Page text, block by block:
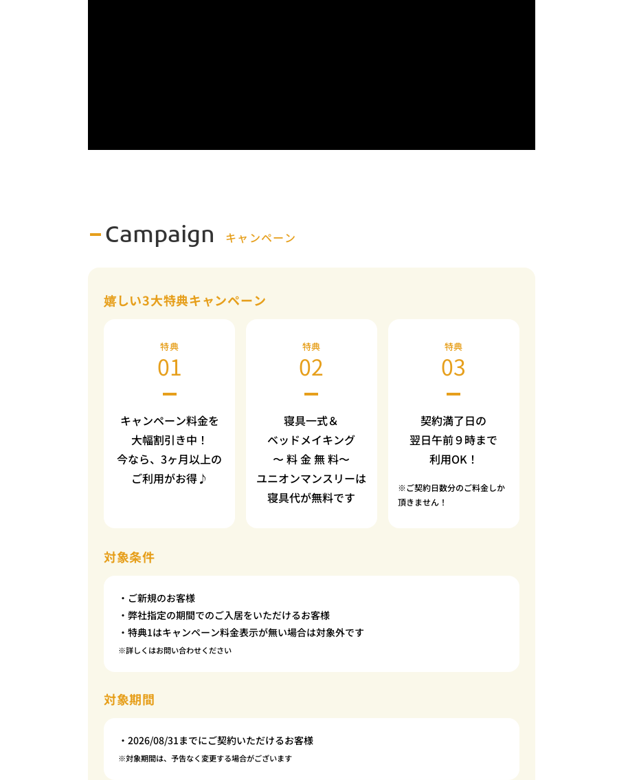
Campaign キャンペーン
嬉しい3大特典キャンペーン
特典
01
キャンペーン料金を
大幅割引き中！
今なら、3ヶ月以上の
ご利用がお得♪
特典
02
寝具一式＆
ベッドメイキング
〜 料 金 無 料〜
ユニオンマンスリーは
寝具代が無料です
特典
03
契約満了日の
翌日午前９時まで
利用OK！
※ご契約日数分のご料金しか
頂きません！
対象条件
・ご新規のお客様
・弊社指定の期間でのご入居をいただけるお客様
・特典1はキャンペーン料金表示が無い場合は対象外です
※詳しくはお問い合わせください
対象期間
・2026/08/31までにご契約いただけるお客様
※対象期間は、予告なく変更する場合がございます